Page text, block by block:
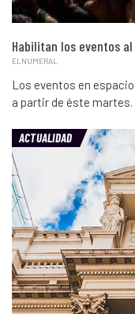
Habilitan los eventos
ELNUMERAL
Los eventos en
a partir de éste
ACTUALIDAD